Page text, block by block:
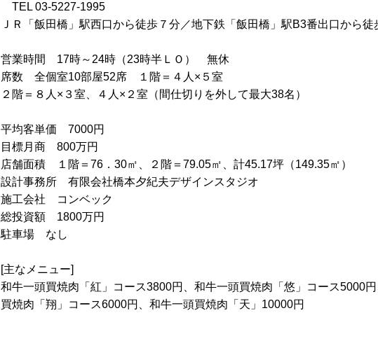
TEL 03-5227-1995
ＪＲ「飯田橋」駅西口から徒歩７分／地下鉄「飯田橋」駅B3番出口から徒
営業時間 17時～24時（23時半ＬＯ） 無休
席数 全個室10部屋52席 １階＝４人×５室
２階＝８人×３室、４人×２室（間仕切りを外して最大38名）
平均客単価 7000円
目標月商 800万円
店舗面積 １階＝76．30㎡、２階＝79.05㎡、計45.17坪（149.35㎡）
設計事務所 有限会社橋本夕紀夫デザインスタジオ
施工会社 コンベック
総投資額 1800万円
駐車場 なし
[主なメニュー]
和牛一頭買焼肉「紅」コース3800円、和牛一頭買焼肉「悠」コース5000
買焼肉「翔」コース6000円、和牛一頭買焼肉「天」10000円